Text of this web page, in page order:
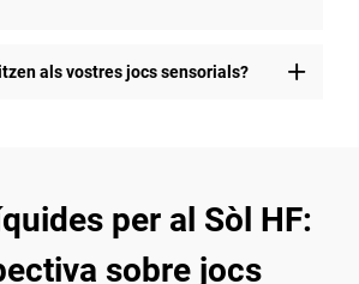
als vostres jocs sensorials?
per al Sòl HF:
sobre jocs